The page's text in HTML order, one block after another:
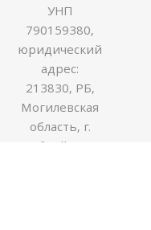
УНП
790159380,
юридический
адрес:
213830, РБ,
Могилевская
область, г.
Бобруйск ул.